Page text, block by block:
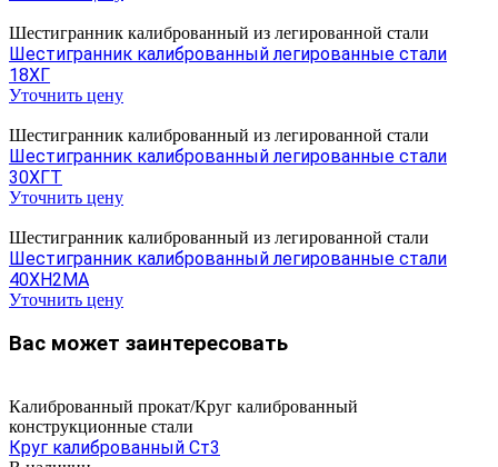
Шестигранник калиброванный из легированной стали
Шестигранник калиброванный легированные стали
18ХГ
Уточнить цену
Шестигранник калиброванный из легированной стали
Шестигранник калиброванный легированные стали
30ХГТ
Уточнить цену
Шестигранник калиброванный из легированной стали
Шестигранник калиброванный легированные стали
40ХН2МА
Уточнить цену
Вас может заинтересовать
Калиброванный прокат/Круг калиброванный
конструкционные стали
Круг калиброванный Ст3